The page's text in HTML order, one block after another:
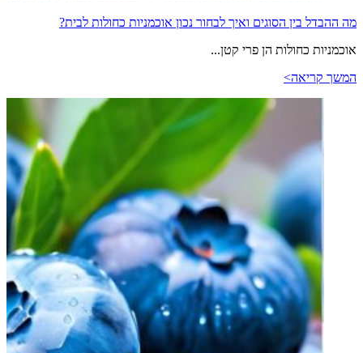
מה ההבדל בין הסוגים ואיך לבחור נכון אוכמניות כחולות לבית?
אוכמניות כחולות הן פרי קטן...
המשך קריאה>